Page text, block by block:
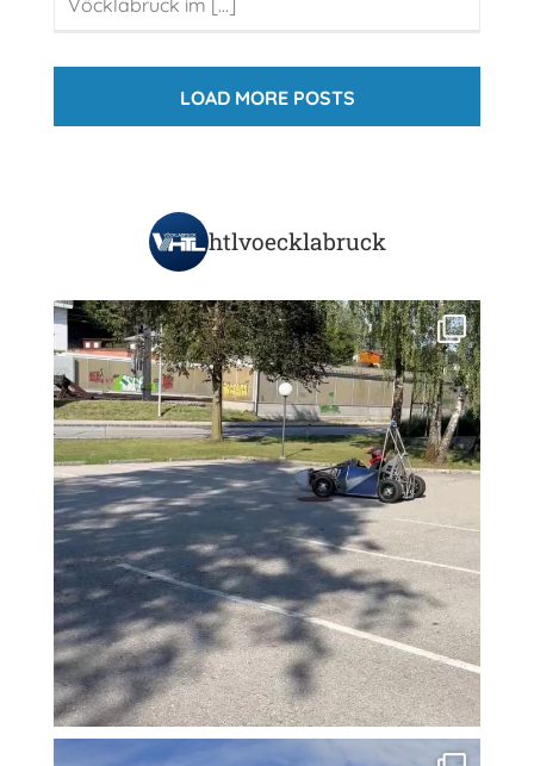
Vöcklabruck im [...]
LOAD MORE POSTS
htlvoecklabruck